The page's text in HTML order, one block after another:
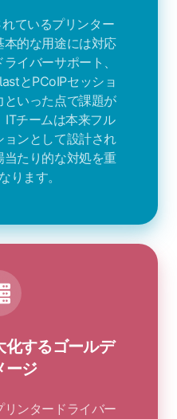
ているプリンター
本的な用途には対応
イバーサポート、
とPCoIPセッショ
といった点で課題が
ITチームは本来フル
ンとして設計され
たり的な対処を重
ります。
化するゴールデ
ージ
ンタードライバー